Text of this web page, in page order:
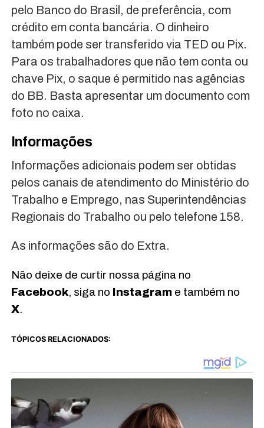
pelo Banco do Brasil, de preferência, com
crédito em conta bancária. O dinheiro
também pode ser transferido via TED ou Pix.
Para os trabalhadores que não tem conta ou
chave Pix, o saque é permitido nas agências
do BB. Basta apresentar um documento com
foto no caixa.
Informações
Informações adicionais podem ser obtidas
pelos canais de atendimento do Ministério do
Trabalho e Emprego, nas Superintendências
Regionais do Trabalho ou pelo telefone 158.
As informações são do Extra.
Não deixe de curtir nossa página no
Facebook, siga no Instagrame também no
X.
TÓPICOS RELACIONADOS: